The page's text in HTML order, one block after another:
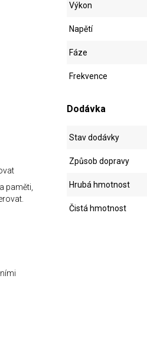
paměti,
Výkon
Napětí
Fáze
Frekvence
Dodávka
Stav dodávky
Způsob dopravy
Hrubá hmotnost
Čistá hmotnost